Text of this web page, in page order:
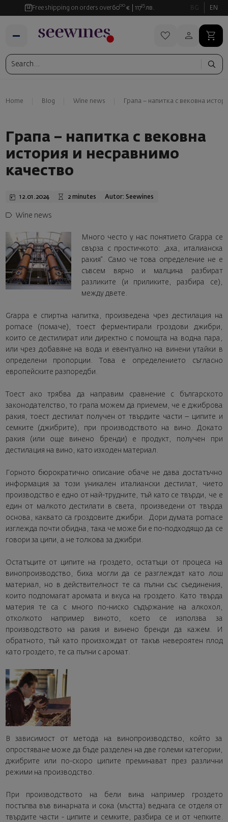
Free shipping on orders over6000 € 11735 лв. BG EN
Home Blog Wine news Грапа – напитка с вековна
Грапа – напитка с вековна
история и несравнимо
качество
12.01.2024 2 minutes Autor: Seewines
Wine news
Много често у нас понятието Grappa се
свърза с простичкото: „аха, италианска
ракия“. Само че това определение не е
съвсем вярно и малцина разбират
разликите (и приликите, разбира се),
между двете.
Grappa е спиртна напитка, произведена чрез дестилация на
pomace (помаче), тоест ферментирали гроздови джибри,
които се дестилират или директно с помощта на водна пара,
или чрез добавяне на вода и евентуално на винени утайки в
определени пропорции. Това е определението съгласно
европейските разпоредби.
Тоест ако трябва да направим сравнение с българското
законодателство, то грапа можем да приемем, че е джиброва
ракия, тоест дестилат получен от твърдите части – ципите и
семките (джибрите), при производството на вино. Докато
ракия (или още винено бренди) е продукт, получен при
дестилация на вино, като изходен материал.
Горното бюрократично описание обаче не дава достатъчно
информация за този уникален италиански дестилат, чието
производство е едно от най-трудните, тъй като се твърди, че е
един от малкото дестилати в света, произведени от твърда
основа, каквато са гроздовите джибри. Дори думата pomace
изглежда почти обидна, така че може би е по-подходящо да се
говори за ципи, а не толкова за джибри.
Остатъците от ципите на гроздето, остатъци от процеса на
винопроизводство, биха могли да се разглеждат като лош
материал, но в действителност те са пълни със съединения,
които подпомагат аромата и вкуса на гроздето. Като твърда
материя те са с много по-ниско съдържание на алкохол,
отколкото например виното, което се използва за
производството на ракия и винено бренди да кажем. И
обратното, тъй като произхождат от такъв невероятен плод
като гроздето, те са пълни с аромат.
В зависимост от метода на винопроизводство, който за
опростяване може да бъде разделен на две големи категории,
джибрите или по-скоро ципите преминават през различни
режими на производство.
При производството на бели вина например гроздето
постъпва във винарната и сока (мъстта) веднага се отделя от
твърдите части - ципите и семките, разбира се и от чепките.